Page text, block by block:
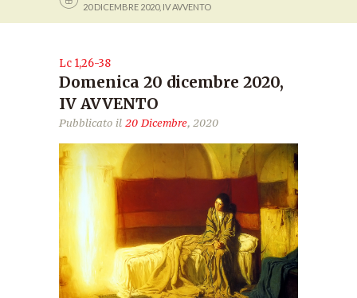
20 DICEMBRE 2020, IV AVVENTO
Lc 1,26-38
Domenica 20 dicembre 2020,
IV AVVENTO
Pubblicato il 20 Dicembre, 2020